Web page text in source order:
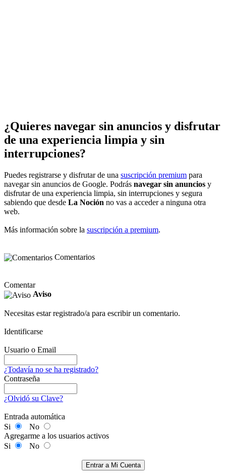
¿Quieres navegar sin anuncios y disfrutar
de una experiencia limpia y sin
interrupciones?
Puedes registrarse y disfrutar de una suscripción premium para
navegar sin anuncios de Google. Podrás navegar sin anuncios y
disfrutar de una experiencia limpia, sin interrupciones y segura
sabiendo que desde La Noción no vas a acceder a ninguna otra
web.
Más información sobre la suscripción a premium.
Comentarios
Comentar
Aviso
Necesitas estar registrado/a para escribir un comentario.
Identificarse
Usuario o Email
¿Todavía no se ha registrado?
Contraseña
¿Olvidó su Clave?
Entrada automática
Si
No
Agregarme a los usuarios activos
Si
No
Entrar a Mi Cuenta